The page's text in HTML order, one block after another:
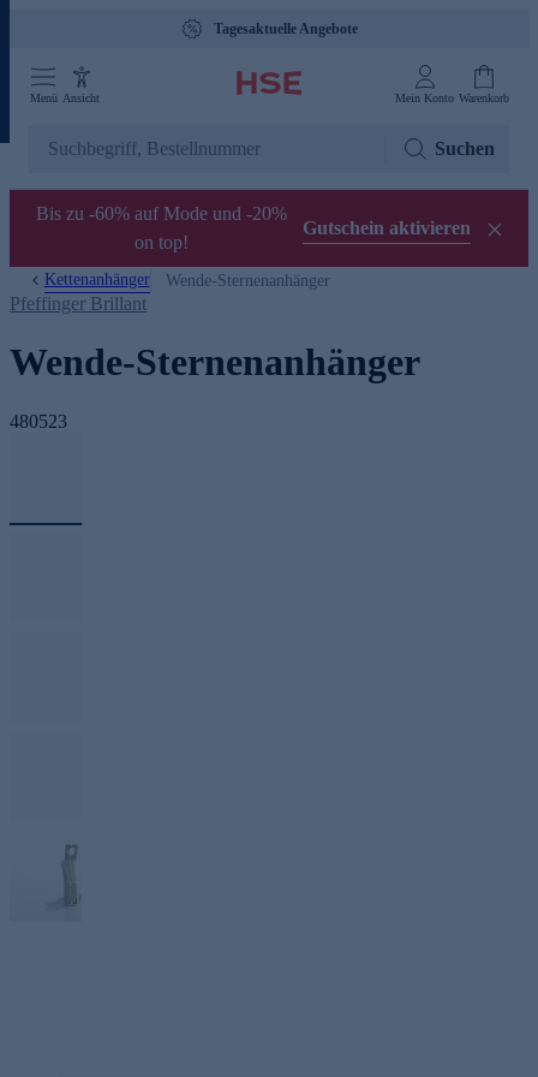
Tagesaktuelle Angebote
Menü Ansicht Mein Konto Warenkorb
Suchen
Bis zu -60% auf Mode und -20%
on top!
Gutschein aktivieren
Kettenanhänger Wende-Sternenanhänger
Pfeffinger Brillant
Wende-Sternenanhänger
480523